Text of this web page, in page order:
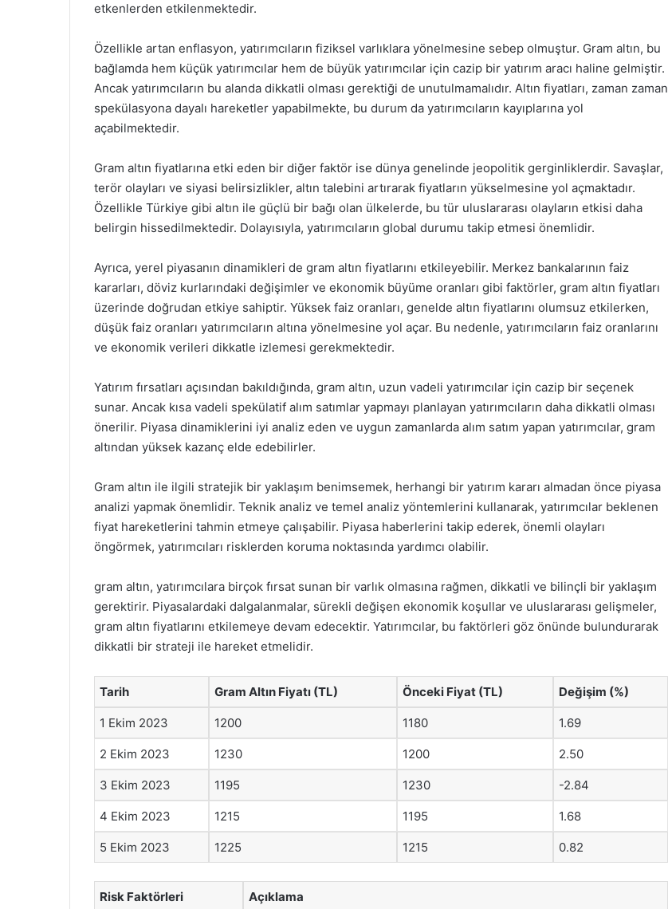
etkenlerden etkilenmektedir.
Özellikle artan enflasyon, yatırımcıların fiziksel varlıklara yönelmesine sebep olmuştur. Gram altın, bu
bağlamda hem küçük yatırımcılar hem de büyük yatırımcılar için cazip bir yatırım aracı haline gelmiştir.
Ancak yatırımcıların bu alanda dikkatli olması gerektiği de unutulmamalıdır. Altın fiyatları, zaman zaman
spekülasyona dayalı hareketler yapabilmekte, bu durum da yatırımcıların kayıplarına yol
açabilmektedir.
Gram altın fiyatlarına etki eden bir diğer faktör ise dünya genelinde jeopolitik gerginliklerdir. Savaşlar,
terör olayları ve siyasi belirsizlikler, altın talebini artırarak fiyatların yükselmesine yol açmaktadır.
Özellikle Türkiye gibi altın ile güçlü bir bağı olan ülkelerde, bu tür uluslararası olayların etkisi daha
belirgin hissedilmektedir. Dolayısıyla, yatırımcıların global durumu takip etmesi önemlidir.
Ayrıca, yerel piyasanın dinamikleri de gram altın fiyatlarını etkileyebilir. Merkez bankalarının faiz
kararları, döviz kurlarındaki değişimler ve ekonomik büyüme oranları gibi faktörler, gram altın fiyatları
üzerinde doğrudan etkiye sahiptir. Yüksek faiz oranları, genelde altın fiyatlarını olumsuz etkilerken,
düşük faiz oranları yatırımcıların altına yönelmesine yol açar. Bu nedenle, yatırımcıların faiz oranlarını
ve ekonomik verileri dikkatle izlemesi gerekmektedir.
Yatırım fırsatları açısından bakıldığında, gram altın, uzun vadeli yatırımcılar için cazip bir seçenek
sunar. Ancak kısa vadeli spekülatif alım satımlar yapmayı planlayan yatırımcıların daha dikkatli olması
önerilir. Piyasa dinamiklerini iyi analiz eden ve uygun zamanlarda alım satım yapan yatırımcılar, gram
altından yüksek kazanç elde edebilirler.
Gram altın ile ilgili stratejik bir yaklaşım benimsemek, herhangi bir yatırım kararı almadan önce piyasa
analizi yapmak önemlidir. Teknik analiz ve temel analiz yöntemlerini kullanarak, yatırımcılar beklenen
fiyat hareketlerini tahmin etmeye çalışabilir. Piyasa haberlerini takip ederek, önemli olayları
öngörmek, yatırımcıları risklerden koruma noktasında yardımcı olabilir.
gram altın, yatırımcılara birçok fırsat sunan bir varlık olmasına rağmen, dikkatli ve bilinçli bir yaklaşım
gerektirir. Piyasalardaki dalgalanmalar, sürekli değişen ekonomik koşullar ve uluslararası gelişmeler,
gram altın fiyatlarını etkilemeye devam edecektir. Yatırımcılar, bu faktörleri göz önünde bulundurarak
dikkatli bir strateji ile hareket etmelidir.
Tarih Gram Altın Fiyatı (TL) Önceki Fiyat (TL) Değişim (%)
1 Ekim 2023 1200 1180 1.69
2 Ekim 2023 1230 1200 2.50
3 Ekim 2023 1195 1230 -2.84
4 Ekim 2023 1215 1195 1.68
5 Ekim 2023 1225 1215 0.82
Risk Faktörleri Açıklama